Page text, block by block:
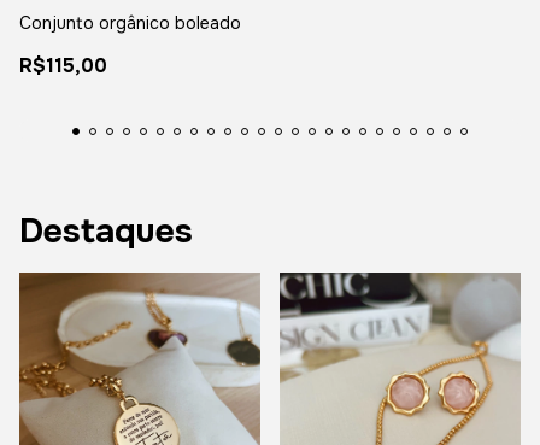
Conjunto orgânico boleado
R$115,00
Destaques